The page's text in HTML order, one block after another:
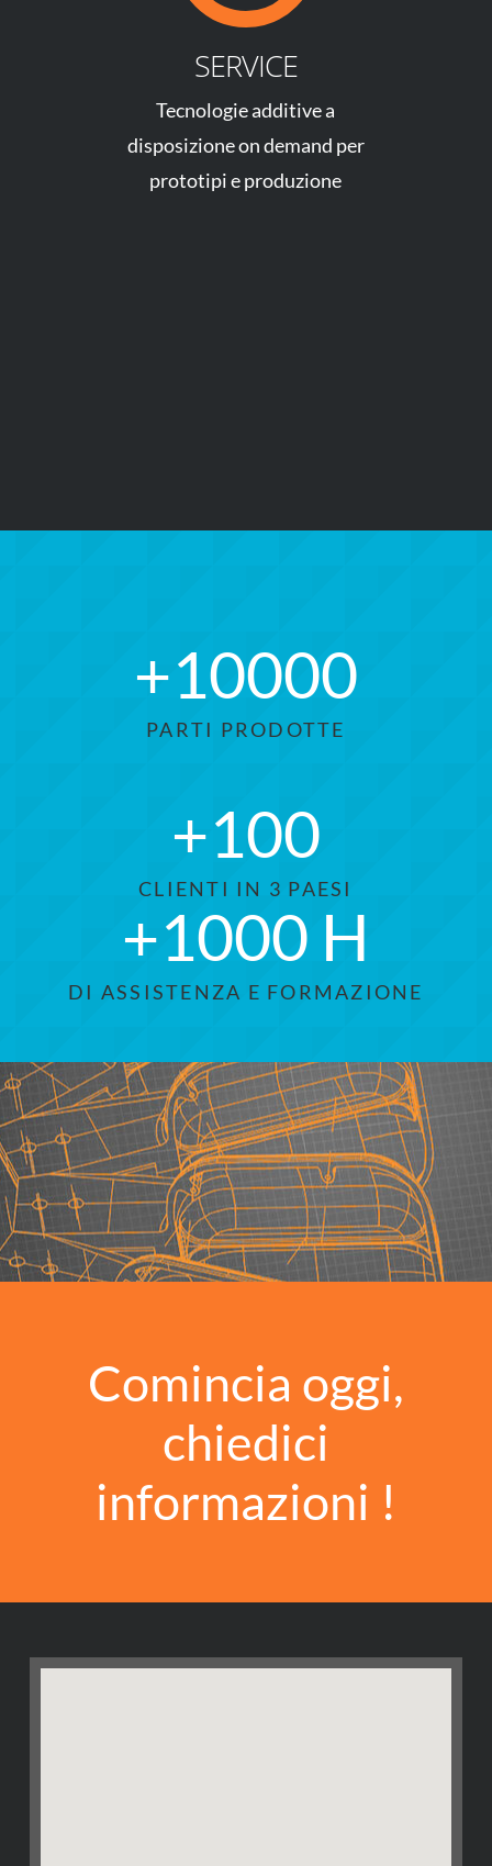
SERVICE
Tecnologie additive a
disposizione on demand per
prototipi e produzione
+10000
PARTI PRODOTTE
+100
CLIENTI IN 3 PAESI
+1000 H
DI ASSISTENZA E FORMAZIONE
Comincia oggi,
chiedici
informazioni !